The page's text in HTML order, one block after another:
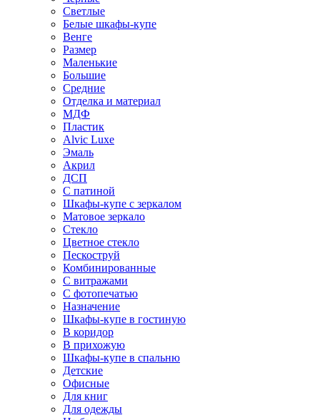
Светлые
Белые шкафы-купе
Венге
Размер
Маленькие
Большие
Средние
Отделка и материал
МДФ
Пластик
Alvic Luxe
Эмаль
Акрил
ДСП
С патиной
Шкафы-купе с зеркалом
Матовое зеркало
Стекло
Цветное стекло
Пескоструй
Комбинированные
С витражами
С фотопечатью
Назначение
Шкафы-купе в гостиную
В коридор
В прихожую
Шкафы-купе в спальню
Детские
Офисные
Для книг
Для одежды